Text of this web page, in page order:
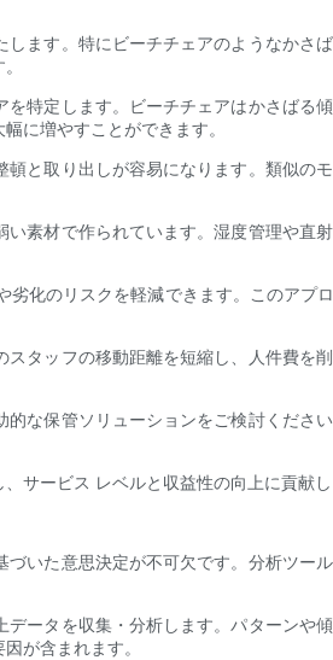
ます。特にビーチチェアのようなかさ
特定します。ビーチチェアはかさば
に増やすことができます。
と取り出しが容易になります。類似の
素材で作られています。湿度管理や
化のリスクを軽減できます。このア
タッフの移動距離を短縮し、人件費
な保管ソリューションをご検討くだ
サービス レベルと収益性の向上に貢献し
いた意思決定が不可欠です。分析ツ
ータを収集・分析します。パターン
が含まれます。